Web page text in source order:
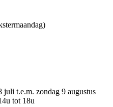
t.e.m. zondag 9 augustus
tot 18u